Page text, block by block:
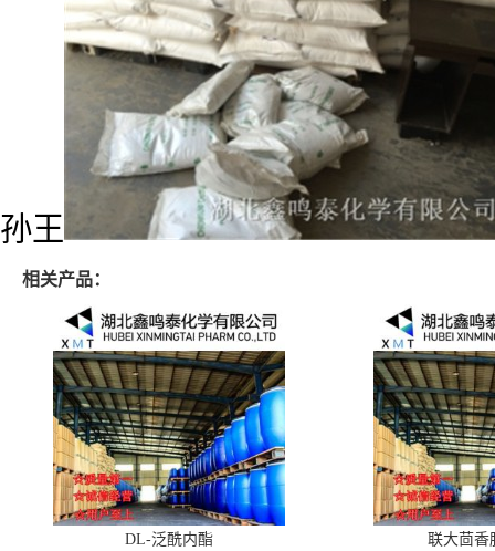
孙王
相关产品：
DL-泛酰内酯 联大茴香